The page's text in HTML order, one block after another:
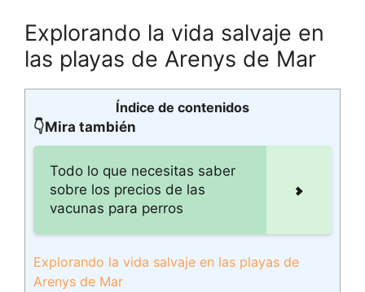
Explorando la vida salvaje en
las playas de Arenys de Mar
Índice de contenidos
👇Mira también
Todo lo que necesitas saber
sobre los precios de las
vacunas para perros
Explorando la vida salvaje en las playas de
Arenys de Mar